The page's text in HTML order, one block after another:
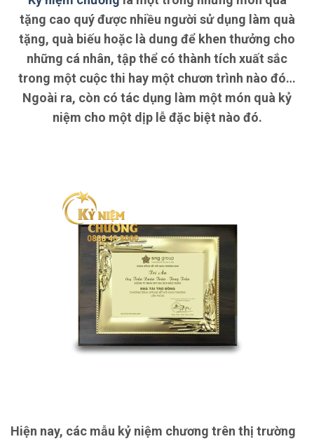
tặng cao quý được nhiều người sử dụng làm quà
tặng, quà biếu hoặc là dung để khen thưởng cho
những cá nhân, tập thể có thành tích xuất sắc
trong một cuộc thi hay một chươn trình nào đó…
Ngoài ra, còn có tác dụng làm một món quà kỷ
niệm cho một dịp lễ đặc biệt nào đó.
Hiện nay, các mẫu kỷ niệm chương trên thị trường